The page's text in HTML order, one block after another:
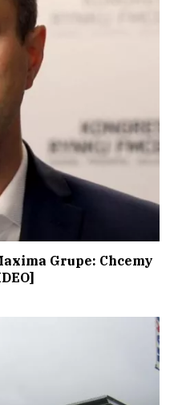
Grupe: Chcemy